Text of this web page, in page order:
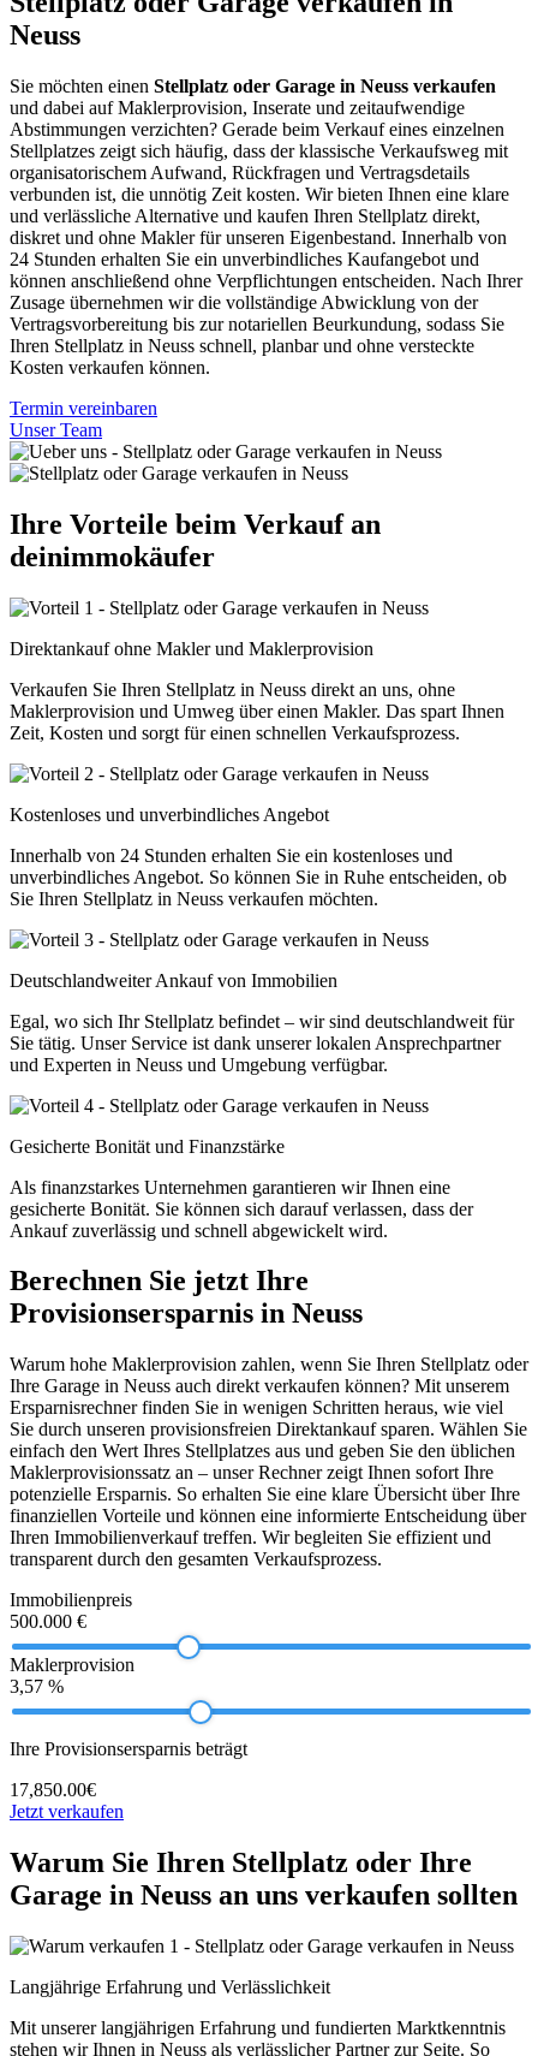
Neuss
Sie möchten einen Stellplatz oder Garage in Neuss verkaufen
und dabei auf Maklerprovision, Inserate und zeitaufwendige
Abstimmungen verzichten? Gerade beim Verkauf eines einzelnen
Stellplatzes zeigt sich häufig, dass der klassische Verkaufsweg mit
organisatorischem Aufwand, Rückfragen und Vertragsdetails
verbunden ist, die unnötig Zeit kosten. Wir bieten Ihnen eine klare
und verlässliche Alternative und kaufen Ihren Stellplatz direkt,
diskret und ohne Makler für unseren Eigenbestand. Innerhalb von
24 Stunden erhalten Sie ein unverbindliches Kaufangebot und
können anschließend ohne Verpflichtungen entscheiden. Nach Ihrer
Zusage übernehmen wir die vollständige Abwicklung von der
Vertragsvorbereitung bis zur notariellen Beurkundung, sodass Sie
Ihren Stellplatz in Neuss schnell, planbar und ohne versteckte
Kosten verkaufen können.
Termin vereinbaren
Unser Team
Ihre Vorteile beim Verkauf an
deinimmokäufer
Direktankauf ohne Makler und Maklerprovision
Verkaufen Sie Ihren Stellplatz in Neuss direkt an uns, ohne
Maklerprovision und Umweg über einen Makler. Das spart Ihnen
Zeit, Kosten und sorgt für einen schnellen Verkaufsprozess.
Kostenloses und unverbindliches Angebot
Innerhalb von 24 Stunden erhalten Sie ein kostenloses und
unverbindliches Angebot. So können Sie in Ruhe entscheiden, ob
Sie Ihren Stellplatz in Neuss verkaufen möchten.
Deutschlandweiter Ankauf von Immobilien
Egal, wo sich Ihr Stellplatz befindet – wir sind deutschlandweit für
Sie tätig. Unser Service ist dank unserer lokalen Ansprechpartner
und Experten in Neuss und Umgebung verfügbar.
Gesicherte Bonität und Finanzstärke
Als finanzstarkes Unternehmen garantieren wir Ihnen eine
gesicherte Bonität. Sie können sich darauf verlassen, dass der
Ankauf zuverlässig und schnell abgewickelt wird.
Berechnen Sie jetzt Ihre
Provisionsersparnis in Neuss
Warum hohe Maklerprovision zahlen, wenn Sie Ihren Stellplatz oder
Ihre Garage in Neuss auch direkt verkaufen können? Mit unserem
Ersparnisrechner finden Sie in wenigen Schritten heraus, wie viel
Sie durch unseren provisionsfreien Direktankauf sparen. Wählen Sie
einfach den Wert Ihres Stellplatzes aus und geben Sie den üblichen
Maklerprovisionssatz an – unser Rechner zeigt Ihnen sofort Ihre
potenzielle Ersparnis. So erhalten Sie eine klare Übersicht über Ihre
finanziellen Vorteile und können eine informierte Entscheidung über
Ihren Immobilienverkauf treffen. Wir begleiten Sie effizient und
transparent durch den gesamten Verkaufsprozess.
Immobilienpreis
500.000 €
Maklerprovision
3,57 %
Ihre Provisionsersparnis beträgt
17,850.00€
Jetzt verkaufen
Warum Sie Ihren Stellplatz oder Ihre
Garage in Neuss an uns verkaufen sollten
Langjährige Erfahrung und Verlässlichkeit
Mit unserer langjährigen Erfahrung und fundierten Marktkenntnis
stehen wir Ihnen in Neuss als verlässlicher Partner zur Seite. So